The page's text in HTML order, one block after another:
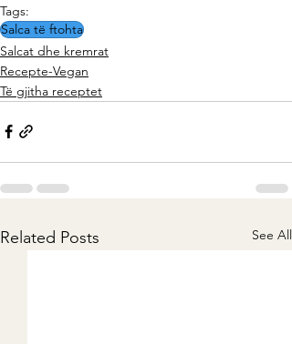
Tags:
Salca të ftohta
Salcat dhe kremrat
Recepte-Vegan
Të gjitha receptet
Related Posts See All